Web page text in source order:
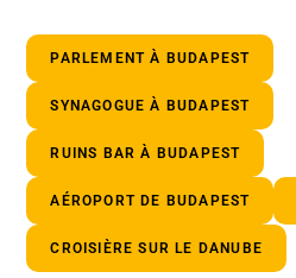
PARLEMENT À BUDAPEST
SYNAGOGUE À BUDAPEST
RUINS BAR À BUDAPEST
AÉROPORT DE BUDAPEST
CROISIÈRE SUR LE DANUBE